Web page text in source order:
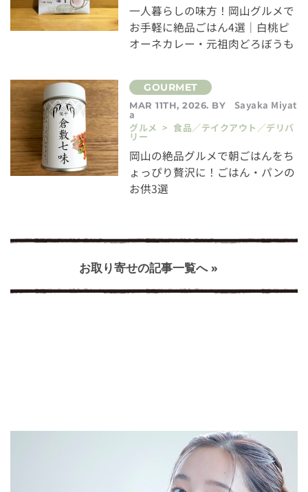
一人暮らしの味方！岡山グルメで
お手軽に絶品ごはん4選｜白桃ピ
オーネカレー・元祖肉どろぼうも
MAR 11TH, 2026. BY Sayaka Miyat
a
グルメ > 食品／テイクアウト／デリバ
リー
岡山の絶品グルメで朝ごはんをち
ょっぴり贅沢に！ごはん・パンの
お供3選
お取り寄せの記事一覧へ »